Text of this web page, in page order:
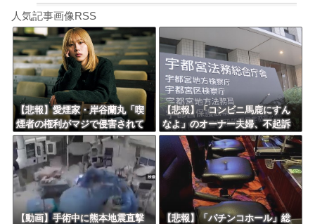
Powered by livedoor 相互RSS
白石「あ、あきら様……？」あきら「……白石」
8/4のニュース
日本旅行キャンセルすべきか…1万年ぶり史上最大級の火山の兆し＝韓国の反応
更新中止のお知らせ
海外「おめでとうタキ！」リヴァプール南野がバースデーゴール！！
Powered by livedoor 相互RSS
人気記事画像RSS
【悲報】愛煙家・岸谷蘭丸「喫
煙者の権利がマジで侵害されて
る」と私見 「いくら税金を
我々が払ってるんだと」
【悲報】「コンビニ馬鹿にすん
なよ」のオーナー夫婦、不起訴
ｗｗｗｗｗｗｗｗ
【動画】手術中に熊本地震直撃
【悲報】「パチンコホール」総